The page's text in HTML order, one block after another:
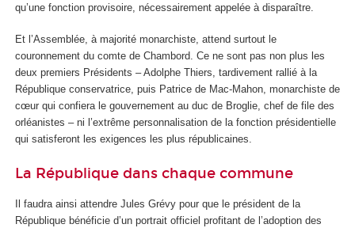
qu’une fonction provisoire, nécessairement appelée à disparaître.
Et l’Assemblée, à majorité monarchiste, attend surtout le
couronnement du comte de Chambord. Ce ne sont pas non plus les
deux premiers Présidents – Adolphe Thiers, tardivement rallié à la
République conservatrice, puis Patrice de Mac-Mahon, monarchiste de
cœur qui confiera le gouvernement au duc de Broglie, chef de file des
orléanistes – ni l’extrême personnalisation de la fonction présidentielle
qui satisferont les exigences les plus républicaines.
La République dans chaque commune
Il faudra ainsi attendre Jules Grévy pour que le président de la
République bénéficie d’un portrait officiel profitant de l’adoption des